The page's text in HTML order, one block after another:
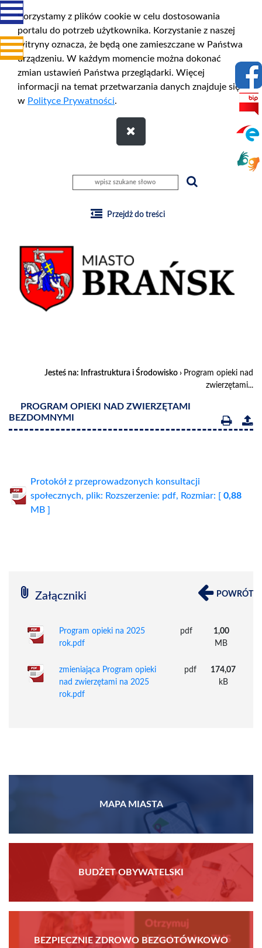
Korzystamy z plików cookie w celu dostosowania
portalu do potrzeb użytkownika. Korzystanie z naszej
witryny oznacza, że będą one zamieszczane w Państwa
urządzeniu. W każdym momencie można dokonać
zmian ustawień Państwa przeglądarki. Więcej
informacji na temat przetwarzania danych znajduje się
w Polityce Prywatności.
Przejdż do treści
Jesteś na: Infrastruktura i Środowisko › Program opieki nad
zwierzętami...
PROGRAM OPIEKI NAD ZWIERZĘTAMI
BEZDOMNYMI
Protokół z przeprowadzonych konsultacji
społecznych, plik: Rozszerzenie: pdf, Rozmiar: [ 0,88
MB ]
POWRÓT
attach_file Załączniki
Program opieki na 2025
rok.pdf
pdf
1,00
MB
zmieniająca Program opieki
nad zwierzętami na 2025
rok.pdf
pdf
174,07
kB
MAPA MIASTA
BUDŻET OBYWATELSKI
BEZPIECZNIE ZDROWO BEZGOTÓWKOWO